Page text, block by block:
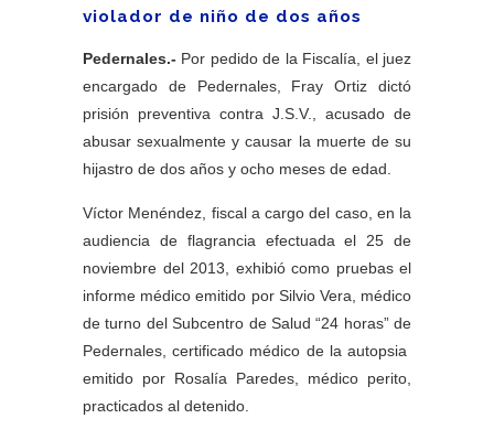
violador de niño de dos años
Pedernales.- Por pedido de la Fiscalía, el juez
encargado de Pedernales, Fray Ortiz dictó
prisión preventiva contra J.S.V., acusado de
abusar sexualmente y causar la muerte de su
hijastro de dos años y ocho meses de edad.
Víctor Menéndez, fiscal a cargo del caso, en la
audiencia de flagrancia efectuada el 25 de
noviembre del 2013, exhibió como pruebas el
informe médico emitido por Silvio Vera, médico
de turno del Subcentro de Salud “24 horas” de
Pedernales, certificado médico de la autopsia
emitido por Rosalía Paredes, médico perito,
practicados al detenido.